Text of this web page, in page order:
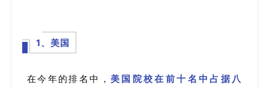
1、美国
在今年的排名中， 美国院校在前十名中占据八